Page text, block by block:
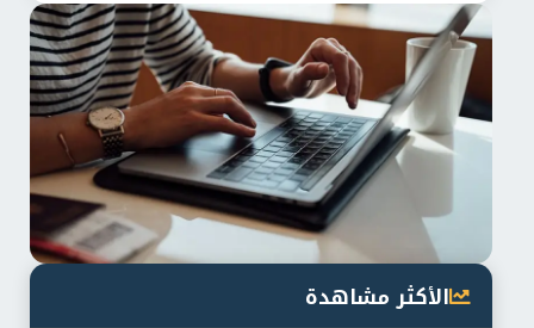
الأكثر مشاهدة